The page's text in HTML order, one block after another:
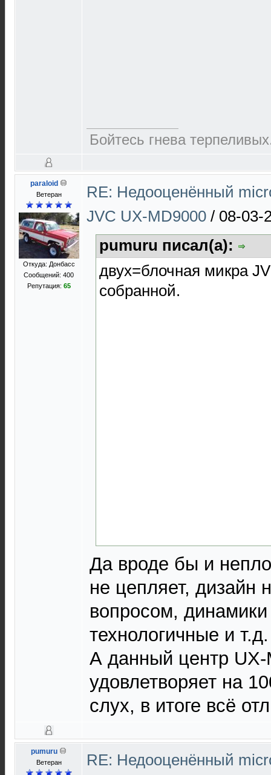
Бойтесь гнева
paraloid
Ветеран
Откуда: Донбасс
Сообщений: 400
Репутация: 65
RE: Недооценённый
JVC UX-MD9000 / 08-03-
pumuru писал(а):
двух=блочная микра
собранной.
Да вроде бы и
не цепляет, дизайн
вопросом,
технологичные и
А данный центр
удовлетворяет на
слух, в итоге всё
pumuru
Ветеран RE: Недооценённый